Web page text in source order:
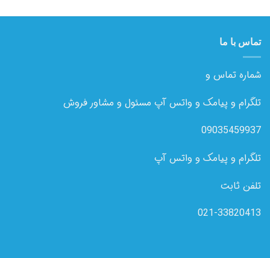
تماس با ما
شماره تماس و
تلگرام و پیامک و واتس آپ مسئول و مشاور فروش
09035459937
تلگرام و پیامک و واتس آپ
تلفن ثابت
021-33820413